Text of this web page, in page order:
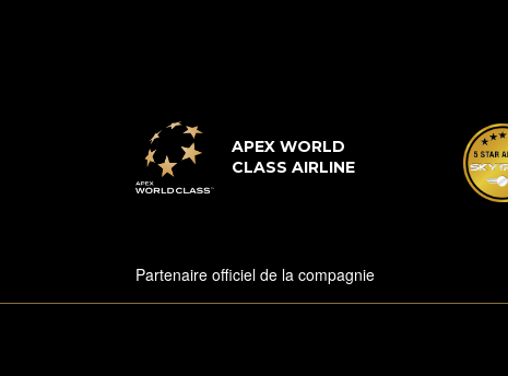
APEX WORLD
CLASS AIRLINE
Partenaire officiel de la compagnie